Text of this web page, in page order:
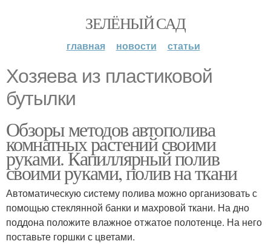
ЗЕЛЁНЫЙ САД
главная новости статьи
Хозяева из пластиковой
бутылки
Обзоры методов автополива
комнатных растений своими
руками. Капиллярный полив
своими руками, полив на ткани
Автоматическую систему полива можно организовать с
помощью стеклянной банки и махровой ткани. На дно
поддона положите влажное отжатое полотенце. На него
поставьте горшки с цветами.